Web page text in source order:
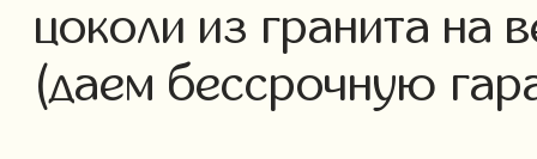
цоколи из гранита на
(даем бессрочную